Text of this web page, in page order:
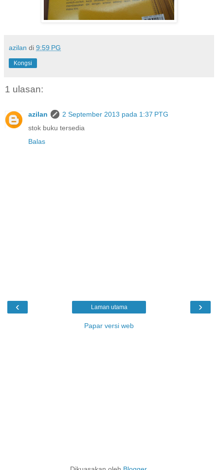
azilan di 9:59 PG
Kongsi
1 ulasan:
azilan
2 September 2013 pada 1:37 PTG
stok buku tersedia
Balas
‹ ›
Laman utama
Papar versi web